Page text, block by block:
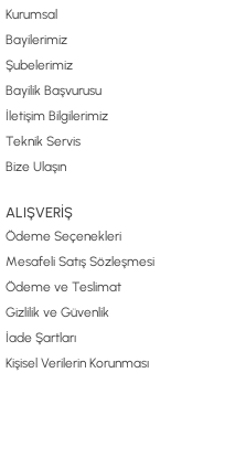
Kurumsal
Bayilerimiz
Şubelerimiz
Bayilik Başvurusu
İletişim Bilgilerimiz
Teknik Servis
Bize Ulaşın
ALIŞVERİŞ
Ödeme Seçenekleri
Mesafeli Satış Sözleşmesi
Ödeme ve Teslimat
Gizlilik ve Güvenlik
İade Şartları
Kişisel Verilerin Korunması